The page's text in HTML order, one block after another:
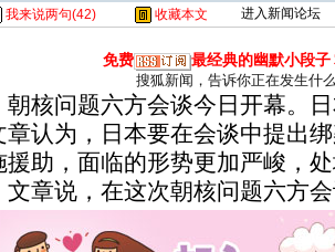
我来说两句(42) 收藏本文 进入新闻论坛
免费 最经典的幽默小段子
搜狐新闻，告诉你正在发生什
问题六方会谈今日开幕。日
章认为，日本要在会谈中提出
援助，面临的形势更加严峻，
说，在这次朝核问题六方会